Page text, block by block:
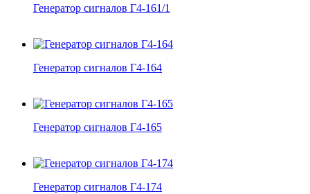
Генератор сигналов Г4-161/1
Генератор сигналов Г4-164
Генератор сигналов Г4-165
Генератор сигналов Г4-174